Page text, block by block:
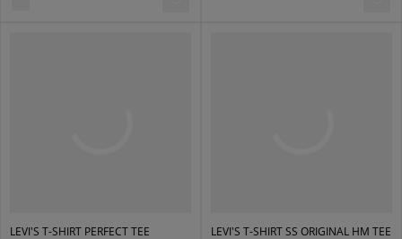
LEVI'S T-SHIRT PERFECT TEE
LEVI'S T-SHIRT SS ORIGINAL HM TEE